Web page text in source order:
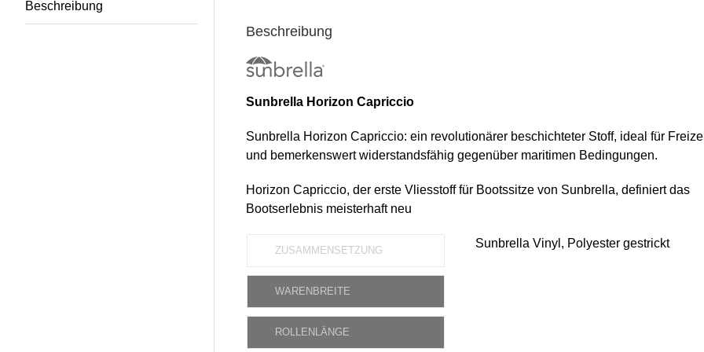
Beschreibung
Beschreibung
Sunbrella Horizon Capriccio
Sunbrella Horizon Capriccio: ein revolutionärer beschichteter Stoff, ideal für
und bemerkenswert widerstandsfähig gegenüber maritimen Bedingungen.
Horizon Capriccio, der erste Vliesstoff für Bootssitze von Sunbrella, definiert das
Bootserlebnis meisterhaft neu
ZUSAMMENSETZUNG
WARENBREITE
ROLLENLÄNGE
Sunbrella Vinyl, Polyester gestrickt